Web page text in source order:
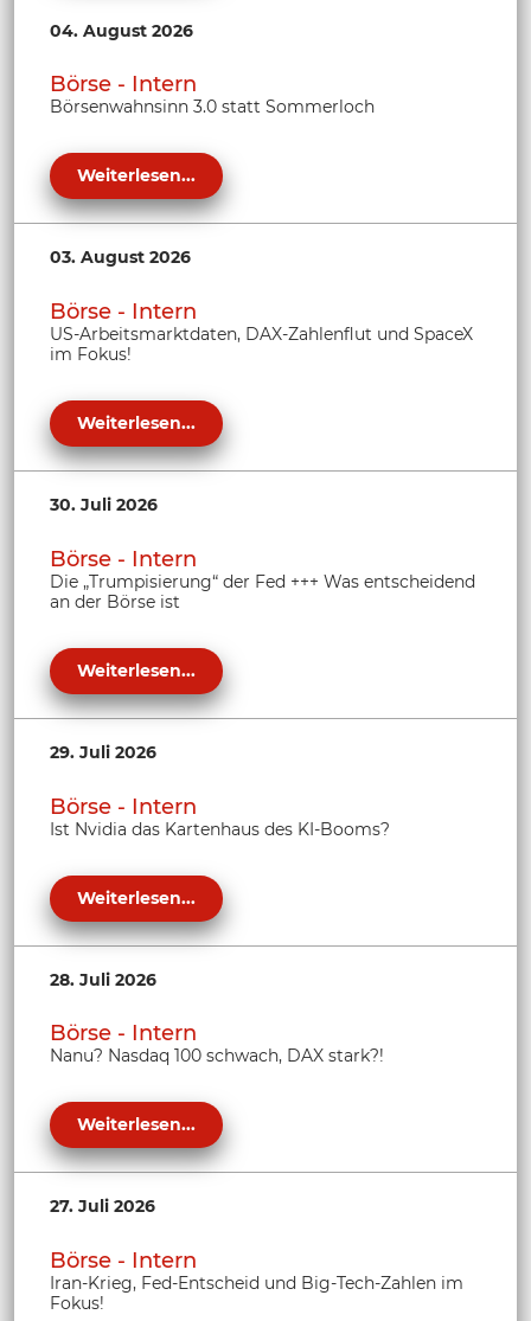
04. August 2026
Börse - Intern
Börsenwahnsinn 3.0 statt Sommerloch
Weiterlesen...
03. August 2026
Börse - Intern
US-Arbeitsmarktdaten, DAX-Zahlenflut und SpaceX
im Fokus!
Weiterlesen...
30. Juli 2026
Börse - Intern
Die „Trumpisierung“ der Fed +++ Was entscheidend
an der Börse ist
Weiterlesen...
29. Juli 2026
Börse - Intern
Ist Nvidia das Kartenhaus des KI-Booms?
Weiterlesen...
28. Juli 2026
Börse - Intern
Nanu? Nasdaq 100 schwach, DAX stark?!
Weiterlesen...
27. Juli 2026
Börse - Intern
Iran-Krieg, Fed-Entscheid und Big-Tech-Zahlen im
Fokus!